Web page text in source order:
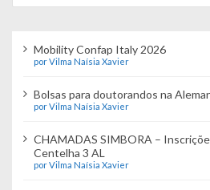
Mobility Confap Italy 2026
por Vilma Naísia Xavier
Bolsas para doutorandos na
por Vilma Naísia Xavier
CHAMADAS SIMBORA –
Centelha 3 AL
por Vilma Naísia Xavier